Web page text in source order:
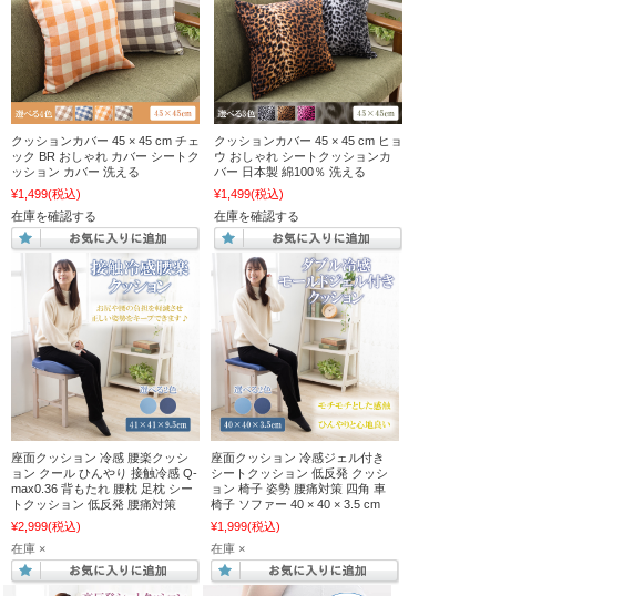
クッションカバー 45 × 45 cm チェ
ック BR おしゃれ カバー シートク
ッション カバー 洗える
¥1,499(税込)
在庫を確認する
クッションカバー 45 × 45 cm ヒョ
ウ おしゃれ シートクッションカ
バー 日本製 綿100％ 洗える
¥1,499(税込)
在庫を確認する
座面クッション 冷感 腰楽クッシ
ョン クール ひんやり 接触冷感 Q-
max0.36 背もたれ 腰枕 足枕 シー
トクッション 低反発 腰痛対策
¥2,999(税込)
在庫 ×
座面クッション 冷感ジェル付き
シートクッション 低反発 クッシ
ョン 椅子 姿勢 腰痛対策 四角 車
椅子 ソファー 40 × 40 × 3.5 cm
¥1,999(税込)
在庫 ×